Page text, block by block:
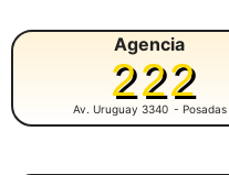
Agencia
222
Av. Uruguay 3340 - Posadas